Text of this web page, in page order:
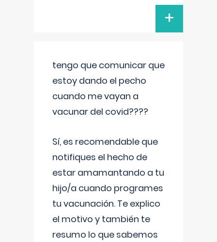
+
tengo que comunicar que
estoy dando el pecho
cuando me vayan a
vacunar del covid????
Sí, es recomendable que
notifiques el hecho de
estar amamantando a tu
hijo/a cuando programes
tu vacunación. Te explico
el motivo y también te
resumo lo que sabemos